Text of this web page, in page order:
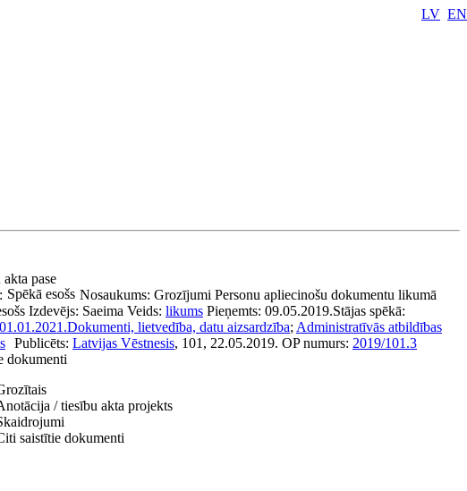
LV EN
pase
Nosaukums: Grozījumi Personu apliecinošu dokumentu likumā
Spēkā esošs
Izdevējs: Saeima Veids: likums Pieņemts: 09.05.2019.Stājas spēkā:
01.01.2021.Dokumenti, lietvedība, datu aizsardzība; Administratīvās atbildības
Publicēts: Latvijas Vēstnesis, 101, 22.05.2019. OP numurs: 2019/101.3
dokumenti
/ tiesību akta projekts
saistītie dokumenti